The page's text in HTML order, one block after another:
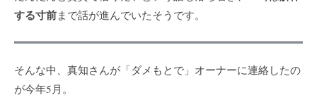
する寸前まで話が進んでいたそうです。
そんな中、真知さんが「ダメもとで」オーナーに連絡したの
が今年5月。